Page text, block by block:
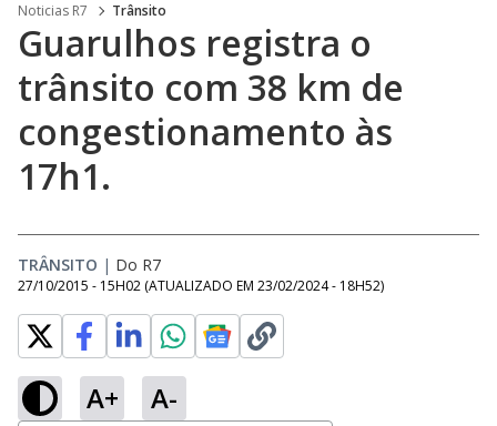
Noticias R7 Trânsito
Guarulhos registra o
trânsito com 38 km de
congestionamento às
17h1.
TRÂNSITO | Do R7
27/10/2015 - 15H02 (ATUALIZADO EM 23/02/2024 - 18H52)
A+ A-